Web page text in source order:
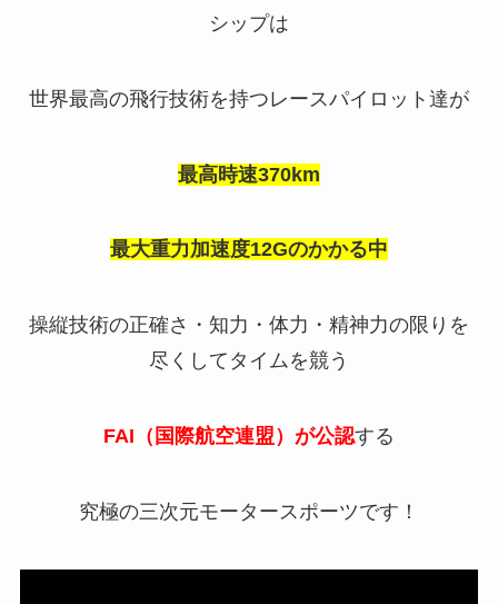
シップは
世界最高の飛行技術を持つレースパイロット達が
最高時速370km
最大重力加速度12Gのかかる中
操縦技術の正確さ・知力・体力・精神力の限りを
尽くしてタイムを競う
FAI（国際航空連盟）が公認する
究極の三次元モータースポーツです！